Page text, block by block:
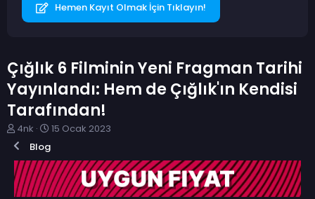
Hemen Kayıt Olmak İçin Tıklayın!
Çığlık 6 Filminin Yeni Fragman Tarihi
Yayınlandı: Hem de Çığlık'ın Kendisi
Tarafından!
K
o
n
b
u
y
4nk
B
l
a
n
15 Ocak 2023
Blog